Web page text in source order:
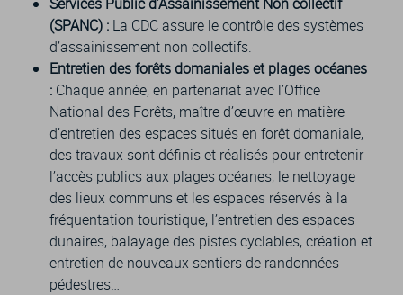
(SPANC) : La CDC assure le contrôle des systèmes
d’assainissement non collectifs.
Entretien des forêts domaniales et plages océanes
: Chaque année, en partenariat avec l’Office
National des Forêts, maître d’œuvre en matière
d’entretien des espaces situés en forêt domaniale,
des travaux sont définis et réalisés pour entretenir
l’accès publics aux plages océanes, le nettoyage
des lieux communs et les espaces réservés à la
fréquentation touristique, l’entretien des espaces
dunaires, balayage des pistes cyclables, création et
entretien de nouveaux sentiers de randonnées
pédestres…